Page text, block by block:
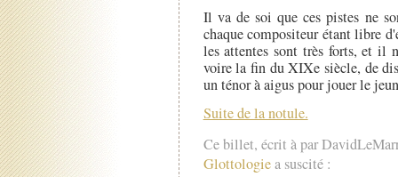
Il va de soi que ces pistes ne
chaque compositeur étant libre
les attentes sont très forts, et il
voire la fin du XIXe siècle, de
un ténor à aigus pour jouer le
Suite de la notule.
Ce billet, écrit à par
Glottologiea suscité :